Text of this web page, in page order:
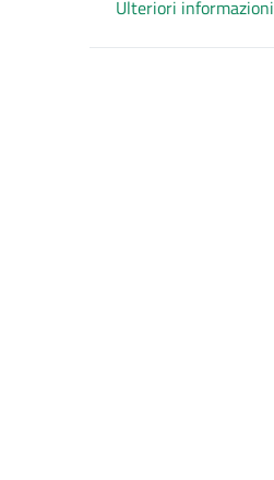
Ulteriori informazioni